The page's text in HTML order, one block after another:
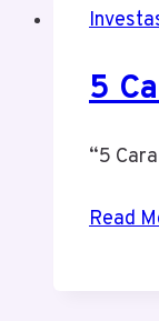
5
“5
Read